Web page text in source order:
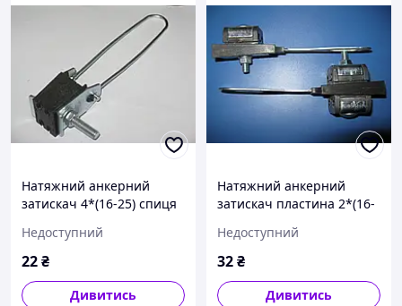
Натяжний анкерний
затискач 4*(16-25) спиця
Недоступний
22₴
Дивитись
Натяжний анкерний
затискач пластина 2*(16-
Недоступний
32₴
Дивитись